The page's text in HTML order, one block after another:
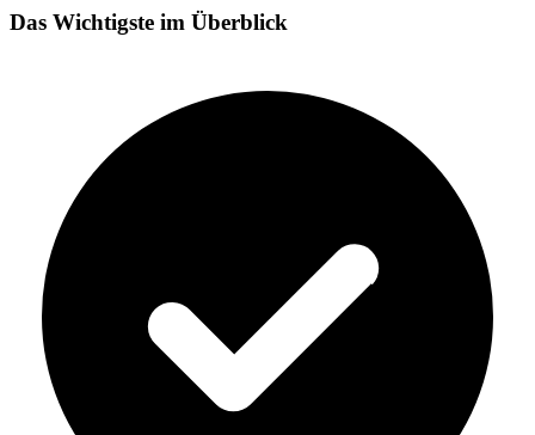
Das Wichtigste im Überblick